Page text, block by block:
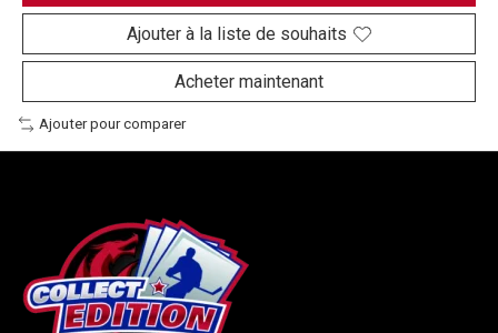
Ajouter à la liste de souhaits
Acheter maintenant
Ajouter pour comparer